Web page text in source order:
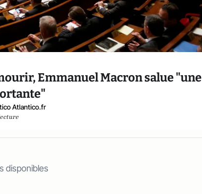
Emmanuel Macron salue "une
Atlantico.fr
disponibles